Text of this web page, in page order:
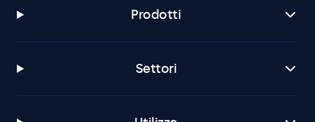
Prodotti
Settori